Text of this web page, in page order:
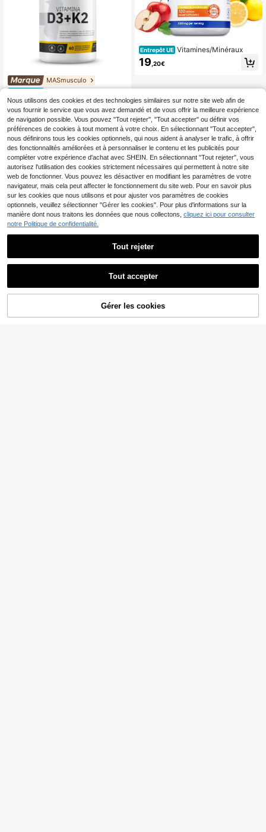
MASmusculo
élules végétales - ✅ Livraison gratu
ite en 48/72 heures dans tout le pay
seures Sur Tout Le Territoire - Sant
é cardiovasculaire - Améliore l'abso
rption du calcium - Santé osseuse -
Vitamine D3 - Vitamine K2 - Masm
usculo : Votre boutique de complém
ents alimentaires de confiance - Qu
alité maximale
15
Entrepôt UE Vitamines/Minéraux
19 ,20€
CRAQUEZ DES MAINTENANT
Nous utilisons des cookies et des technologies similaires sur notre site web afin de
vous fournir le service que vous avez demandé et de vous offrir la meilleure expérience
de navigation possible. Vous pouvez "Tout rejeter", "Tout accepter" ou définir vos
préférences de cookies à tout moment à votre choix. En sélectionnant "Tout accepter",
nous définirons tous les cookies optionnels, qui nous aident à analyser le trafic, à offrir
des fonctionnalités améliorées et à personnaliser le contenu et les publicités pour
compléter votre expérience d'achat avec SHEIN. En sélectionnant "Tout rejeter", vous
autorisez l'utilisation des cookies strictement nécessaires qui permettent à notre site
web de fonctionner. Vous pouvez les désactiver en modifiant les paramètres de votre
navigateur, mais cela peut affecter le fonctionnement du site web. Pour en savoir plus
sur les cookies que nous utilisons et pour ajuster vos paramètres de cookies
optionnels, veuillez sélectionner "Gérer les cookies". Pour plus d'informations sur la
manière dont nous traitons les données que nous collectons, cliquez ici pour consulter
notre Politique de confidentialité.
Tout rejeter
Tout accepter
Gérer les cookies